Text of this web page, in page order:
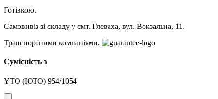
Готівкою.
Самовивіз зі складу у смт. Глеваха, вул. Вокзальна, 11.
Транспортними компаніями.
Сумісність з
YTO (ЮТО) 954/1054